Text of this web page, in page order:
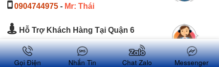
0904744975 - Mr: Thái
Hỗ Trợ Khách Hàng Tại Quận 6
0825281514-Mr: Nguyên
Gọi Điện Nhắn Tin Chat Zalo Messenger